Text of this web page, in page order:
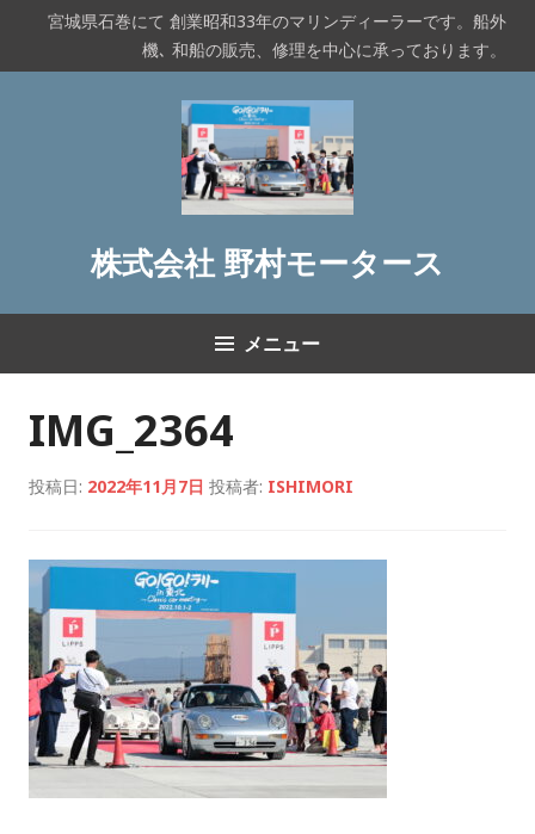
テ
宮城県石巻にて 創業昭和33年のマリンディーラーです。船外
機､ 和船の販売、修理を中心に承っております。
株式会社 野村モータース
メニュー
IMG_2364
投稿日: 2022年11月7日 投稿者: ISHIMORI